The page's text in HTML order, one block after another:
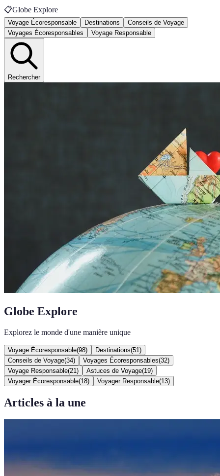
📋Globe Explore
Voyage Écoresponsable Destinations
Conseils de Voyage
Voyages Écoresponsables
Voyage Responsable
Rechercher
Globe Explore
Explorez le monde d'une manière unique
Voyage Écoresponsable(98) Destinations(51 )
Conseils de Voyage(34) Voyages Écoresponsables(32)
Voyage Responsable(21 ) Astuces de Voyage(19)
Voyager Écoresponsable(18) Voyager Responsable(13)
Articles à la une